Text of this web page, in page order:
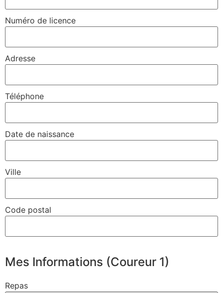
Numéro de licence
Adresse
Téléphone
Date de naissance
Ville
Code postal
Mes Informations (Coureur 1)
Repas